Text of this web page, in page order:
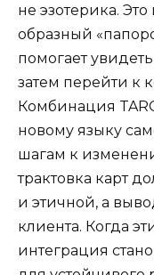
не эзотерика.
образный
помогает
затем перейти к
Комбинация
новому языку
шагам к
трактовка карт
и этичной, а
клиента. Когда
интеграция